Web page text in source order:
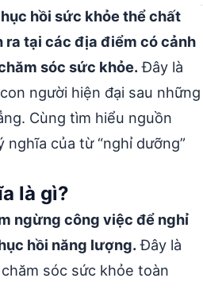
hồi sức khỏe thể chất và
tại các địa điểm có cảnh
sóc sức khỏe.Đây là
người hiện đại sau những
Cùng tìm hiểu nguồn
nghĩa của từ “nghỉ dưỡng”
là gì?
ngừng công việc để nghỉ
hồi năng lượng.Đây là
sóc sức khỏe toàn